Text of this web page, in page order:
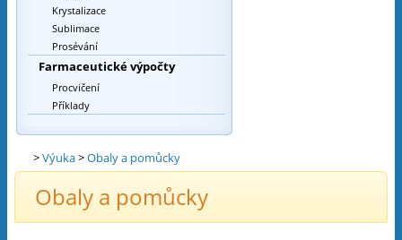
Krystalizace
Sublimace
Prosévání
Farmaceutické výpočty
Procvičení
Příklady
>Výuka>Obaly a pomůcky
Obaly a pomůcky